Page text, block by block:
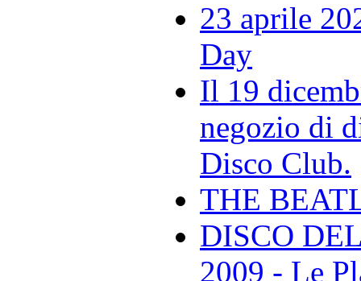
23 aprile
Day
Il 19
negozio di
Disco Club.
THE
DISCO
2009 - Le